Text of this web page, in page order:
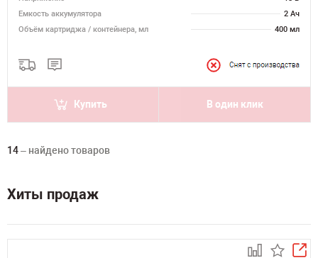
Емкость аккумулятора
2 Ач
Объём картриджа / контейнера, мл
400 мл
Купить В один клик
14– найдено товаров
Хиты продаж